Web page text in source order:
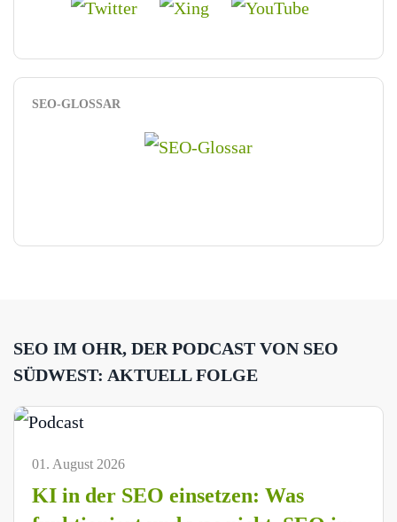
SEO-GLOSSAR
SEO IM OHR, DER PODCAST VON SEO
SÜDWEST: AKTUELL FOLGE
01. August 2026
KI in der SEO einsetzen: Was